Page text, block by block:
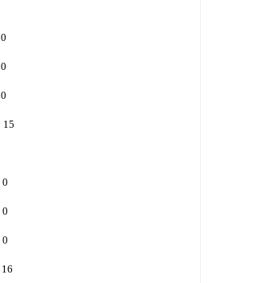
0
0
0
15
0
0
0
16